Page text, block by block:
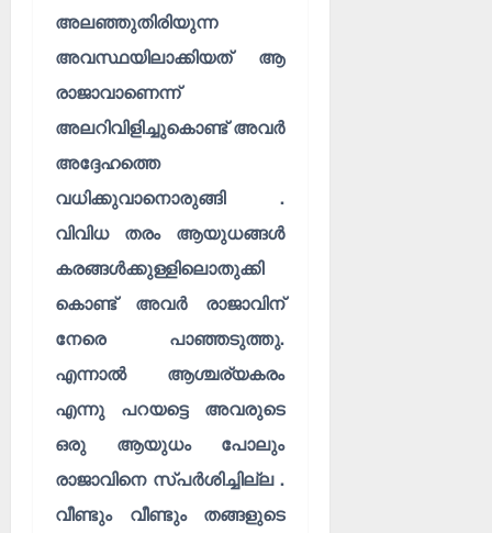
അലഞ്ഞുതിരിയുന്ന
അവസ്ഥയിലാക്കിയത് ആ
രാജാവാണെന്ന്
അലറിവിളിച്ചുകൊണ്ട് അവർ
അദ്ദേഹത്തെ
വധിക്കുവാനൊരുങ്ങി .
വിവിധ തരം ആയുധങ്ങൾ
കരങ്ങൾക്കുള്ളിലൊതുക്കി
കൊണ്ട് അവർ രാജാവിന്
നേരെ പാഞ്ഞടുത്തു.
എന്നാൽ ആശ്ചര്യകരം
എന്നു പറയട്ടെ അവരുടെ
ഒരു ആയുധം പോലും
രാജാവിനെ സ്പർശിച്ചില്ല .
വീണ്ടും വീണ്ടും തങ്ങളുടെ